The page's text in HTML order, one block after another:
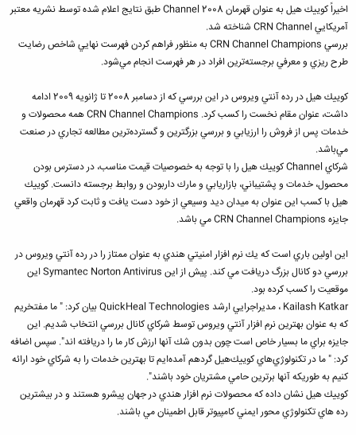
اخيراً كوييك هيل به عنوان قهرمان Channel 2008 طبق نتايج اعلام شده توسط نشريه معتبر
آمريكايي CRN Channel شناخته شد.
بررسي CRN Channel Champions به منظور فراهم كردن فهرست نهايي شاخص رضايت
طرح ريزي و معرفي برجسته‌ترين افراد در هر فهرست انجام مي‌شود.
كوييك هيل در رده آنتي ويروس در اين بررسي كه از دسامبر 2008 تا ژانويه 2009 ادامه
داشت، عنوان مقام نخست را كسب كرد. CRN Channel Champions همه محصولات و
خدمات پس از فروش را ارزيابي و بررسي بزرگترين و گسترده‌ترين مطالعه تجاري در صنعت
مي‌باشد.
شركاي Channel كوييك هيل را با توجه به خصوصيات قيمت مناسب، در دسترس بودن
محصول، خدمات و پشتيباني، بازاريابي و مارك داربودن و روابط برجسته دانست. كوييك
هيل با كسب اين عنوان به ميدان ديد وسيعي از خود دست يافت و ثابت كرد قهرمان واقعي
جايزه CRN Channel Champions مي باشد.
اين اولين باري است كه يك نرم افزار امنيتي هندي به عنوان ممتاز را در رده آنتي ويروس در
بررسي دو كانال بزرگ دريافت مي كند. پيش از اين Symantec Norton Antivirus اين
موقعيت را كسب كرده بود.
Kailash Katkar ، مديراجرايي ارشد QuickHeal Technologies بيان كرد: " ما مفتخريم
كه به عنوان بهترين نرم افزار آنتي ويروس توسط شركاي كانال بررسي انتخاب شديم. اين
جايزه براي ما بسيار خاص است چون بدون شك آنها ارزش كار ما را دريافته اند". سپس اضافه
كرد: " ما در تكنولوژي‌هاي كوييك‌هيل گردهم آمده‌ايم تا بهترين خدمات را به شركاي خود ارائه
كنيم به طوريكه آنها برترين حامي مشتريان خود باشند".
كوييك هيل نشان داده كه محصولات نرم افزار هندي در جهان پيشرو هستند و در بيشترين
رده هاي تكنولوژي محور ايمني كامپيوتر قابل اطمينان مي باشند.